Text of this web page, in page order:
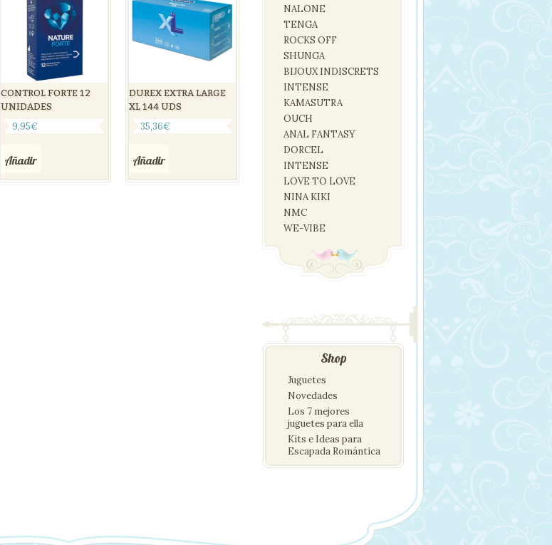
CONTROL FORTE 12
UNIDADES
9,95€
Añadir
DUREX EXTRA LARGE
XL 144 UDS
35,36€
Añadir
NALONE
TENGA
ROCKS OFF
SHUNGA
BIJOUX INDISCRETS
INTENSE
KAMASUTRA
OUCH
ANAL FANTASY
DORCEL
INTENSE
LOVE TO LOVE
NINA KIKI
NMC
WE-VIBE
Shop
Juguetes
Novedades
Los 7 mejores
juguetes para ella
Kits e Ideas para
Escapada Romántica